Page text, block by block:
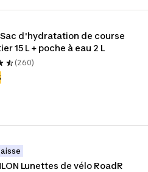
Sac d'hydratation de course
15 L + poche à eau 2 L
(260)
Lunettes de vélo RoadR